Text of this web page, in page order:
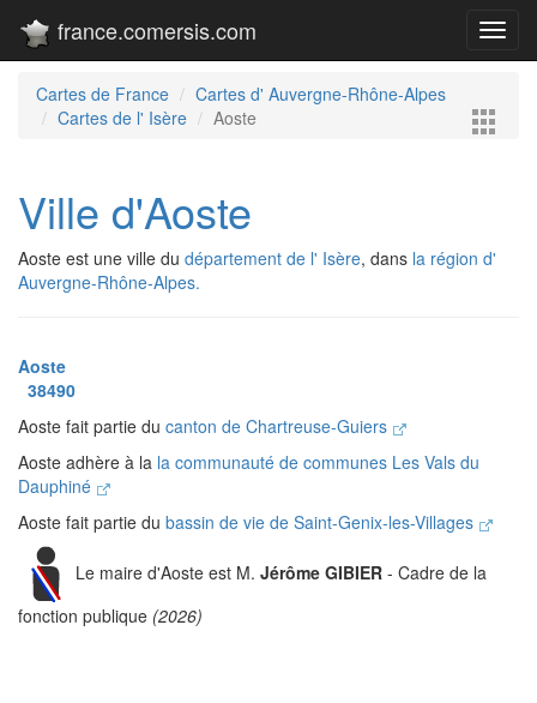
france.comersis.com
Cartes de France
Cartes d' Auvergne-Rhône-Alpes
Cartes de l' Isère
Aoste
Ville d'Aoste
Aoste est une ville du département de l' Isère, dans la région d'
Auvergne-Rhône-Alpes.
Aoste
38490
Aoste fait partie du canton de Chartreuse-Guiers
Aoste adhère à la la communauté de communes Les Vals du
Dauphiné
Aoste fait partie du bassin de vie de Saint-Genix-les-Villages
Le maire d'Aoste est M. Jérôme GIBIER - Cadre de la
fonction publique (2026)